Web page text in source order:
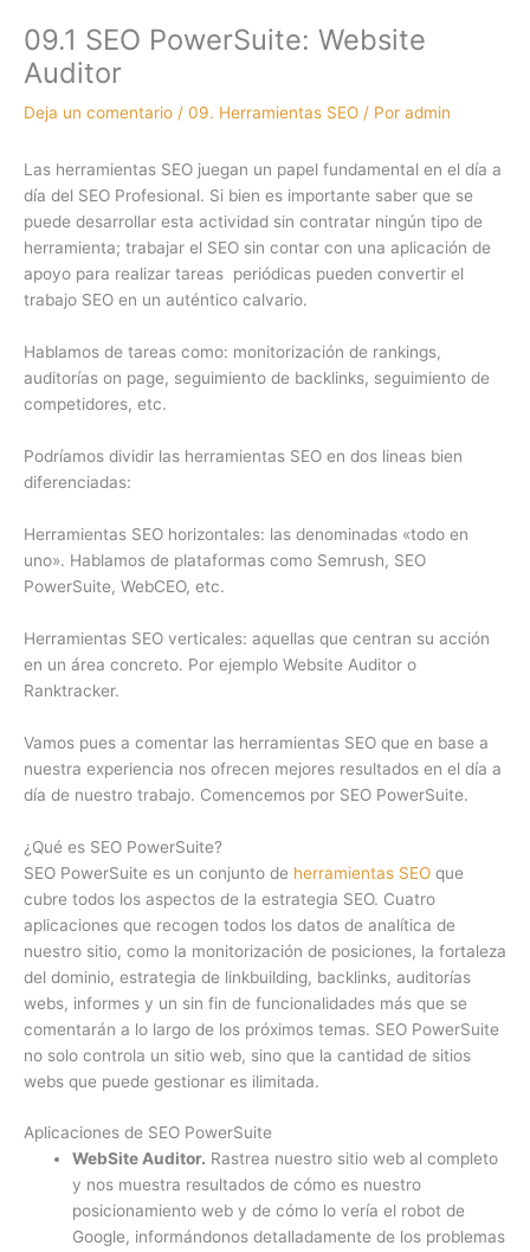
09.1 SEO PowerSuite: Website
Auditor
Deja un comentario / 09. Herramientas SEO / Por admin
Las herramientas SEO juegan un papel fundamental en el día a
día del SEO Profesional. Si bien es importante saber que se
puede desarrollar esta actividad sin contratar ningún tipo de
herramienta; trabajar el SEO sin contar con una aplicación de
apoyo para realizar tareas periódicas pueden convertir el
trabajo SEO en un auténtico calvario.
Hablamos de tareas como: monitorización de rankings,
auditorías on page, seguimiento de backlinks, seguimiento de
competidores, etc.
Podríamos dividir las herramientas SEO en dos lineas bien
diferenciadas:
Herramientas SEO horizontales: las denominadas «todo en
uno». Hablamos de plataformas como Semrush, SEO
PowerSuite, WebCEO, etc.
Herramientas SEO verticales: aquellas que centran su acción
en un área concreto. Por ejemplo Website Auditor o
Ranktracker.
Vamos pues a comentar las herramientas SEO que en base a
nuestra experiencia nos ofrecen mejores resultados en el día a
día de nuestro trabajo. Comencemos por SEO PowerSuite.
¿Qué es SEO PowerSuite?
SEO PowerSuite es un conjunto de herramientas SEO que
cubre todos los aspectos de la estrategia SEO. Cuatro
aplicaciones que recogen todos los datos de analítica de
nuestro sitio, como la monitorización de posiciones, la fortaleza
del dominio, estrategia de linkbuilding, backlinks, auditorías
webs, informes y un sin fin de funcionalidades más que se
comentarán a lo largo de los próximos temas. SEO PowerSuite
no solo controla un sitio web, sino que la cantidad de sitios
webs que puede gestionar es ilimitada.
Aplicaciones de SEO PowerSuite
WebSite Auditor. Rastrea nuestro sitio web al completo
y nos muestra resultados de cómo es nuestro
posicionamiento web y de cómo lo vería el robot de
Google, informándonos detalladamente de los problemas